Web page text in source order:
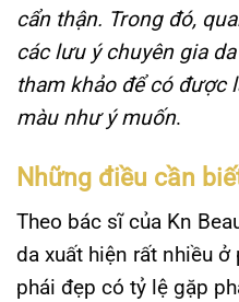
cẩn thận. Trong đó,
các lưu ý chuyên gia
tham khảo để có được
màu như ý muốn.
Những điều cần
Theo bác sĩ của Kn
da xuất hiện rất nhiều
phái đẹp có tỷ lệ gặp